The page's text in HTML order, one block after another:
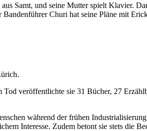
Samt, und seine Mutter spielt Klavier.
Churi hat seine Pläne mit
veröffentlichte sie 31 Bücher, 27
während der frühen
Interesse. Zudem betont sie stets die